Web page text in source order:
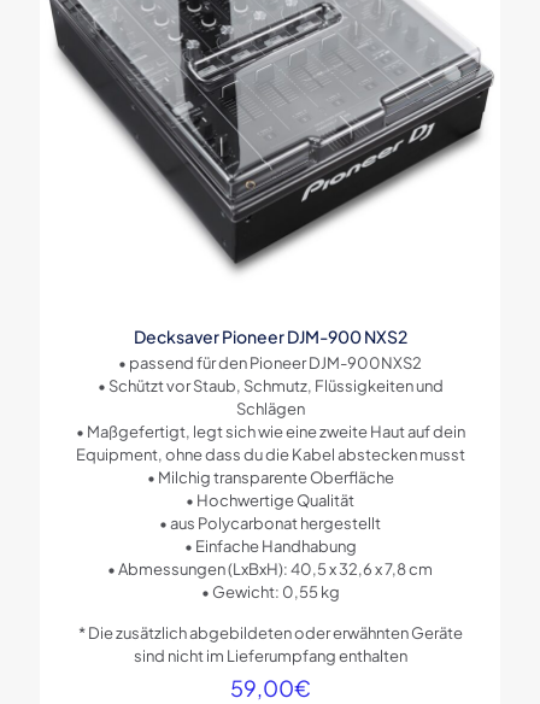
Decksaver Pioneer DJM-900 NXS2
• passend für den Pioneer DJM-900NXS2
• Schützt vor Staub, Schmutz, Flüssigkeiten und
Schlägen
• Maßgefertigt, legt sich wie eine zweite Haut auf dein
Equipment, ohne dass du die Kabel abstecken musst
• Milchig transparente Oberfläche
• Hochwertige Qualität
• aus Polycarbonat hergestellt
• Einfache Handhabung
• Abmessungen (LxBxH): 40,5 x 32,6 x 7,8 cm
• Gewicht: 0,55 kg
* Die zusätzlich abgebildeten oder erwähnten Geräte
sind nicht im Lieferumpfang enthalten
59,00€